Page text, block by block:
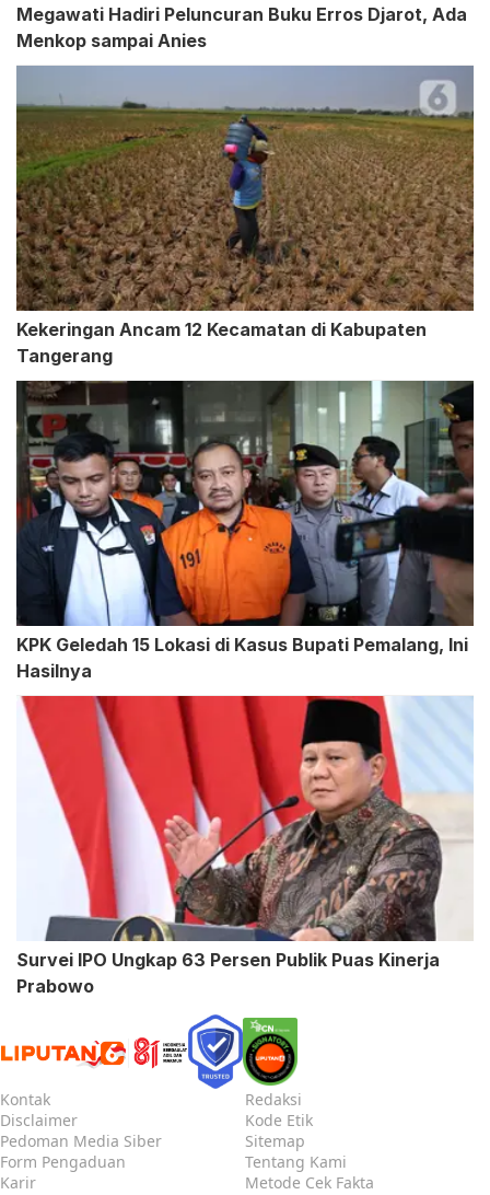
Megawati Hadiri Peluncuran Buku Erros Djarot, Ada
Menkop sampai Anies
Kekeringan Ancam 12 Kecamatan di Kabupaten
Tangerang
KPK Geledah 15 Lokasi di Kasus Bupati Pemalang, Ini
Hasilnya
Survei IPO Ungkap 63 Persen Publik Puas Kinerja
Prabowo
Kontak
Redaksi
Disclaimer
Kode Etik
Pedoman Media Siber
Sitemap
Form Pengaduan
Tentang Kami
Karir
Metode Cek Fakta